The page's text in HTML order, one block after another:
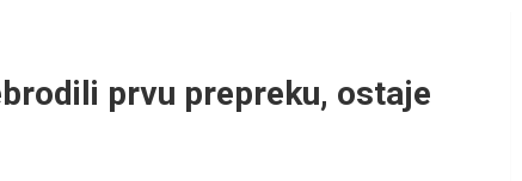
prvu prepreku, ostaje